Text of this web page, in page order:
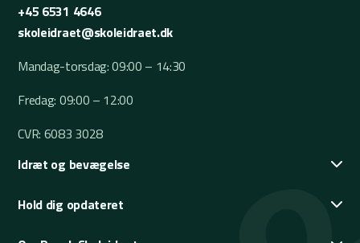
+45 6531 4646
skoleidraet@skoleidraet.dk
Mandag-torsdag: 09:00 – 14:30
Fredag: 09:00 – 12:00
CVR: 6083 3028
Idræt og bevægelse
Hold dig opdateret